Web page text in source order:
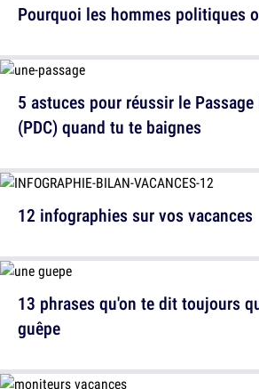
5 astuces pour réussir le Passage
(PDC) quand tu te baignes
13 phrases qu'on te dit toujours
guêpe
Pourquoi les hommes politiques
12 infographies sur vos vacances